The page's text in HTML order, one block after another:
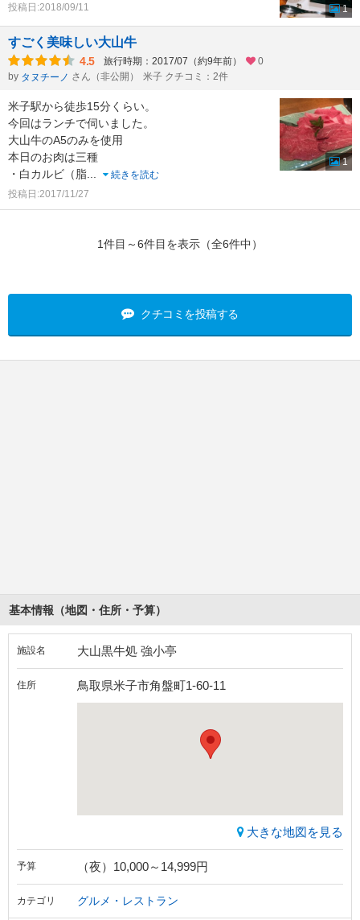
投稿日:2018/09/11
1
すごく美味しい大山牛
4.5 旅行時期：2017/07（約9年前）
0
by タヌチーノ さん（非公開） 米子 クチコミ：2件
米子駅から徒歩15分くらい。
今回はランチで伺いました。
大山牛のA5のみを使用
本日のお肉は三種
・白カルビ（脂...
続きを読む
投稿日:2017/11/27
1
1件目～6件目を表示（全6件中）
クチコミを投稿する
基本情報（地図・住所・予算）
施設名 大山黒牛処 強小亭
住所 鳥取県米子市角盤町1-60-11
大きな地図を見る
予算 （夜）10,000～14,999円
カテゴリ グルメ・レストラン